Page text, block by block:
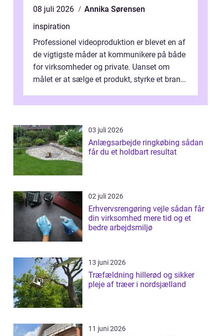
08 juli 2026
Annika Sørensen
inspiration
Professionel videoproduktion er blevet en af
de vigtigste måder at kommunikere på både
for virksomheder og private. Uanset om
målet er at sælge et produkt, styrke et brand,
03 juli 2026
Anlægsarbejde ringkøbing sådan
får du et holdbart resultat
02 juli 2026
Erhvervsrengøring vejle sådan får
din virksomhed mere tid og et
bedre arbejdsmiljø
13 juni 2026
Træfældning hillerød og sikker
pleje af træer i nordsjælland
11 juni 2026